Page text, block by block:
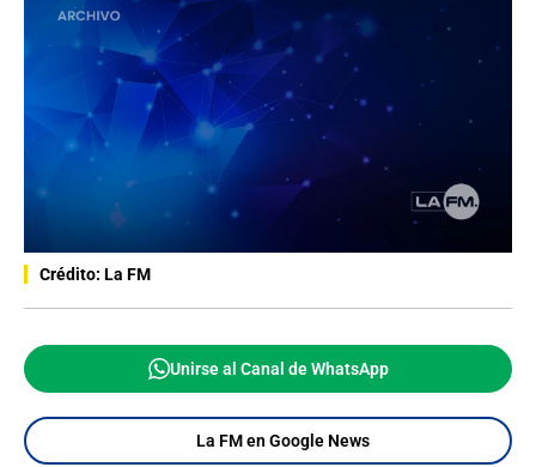
Crédito: La FM
Unirse al Canal de WhatsApp
La FM en Google News